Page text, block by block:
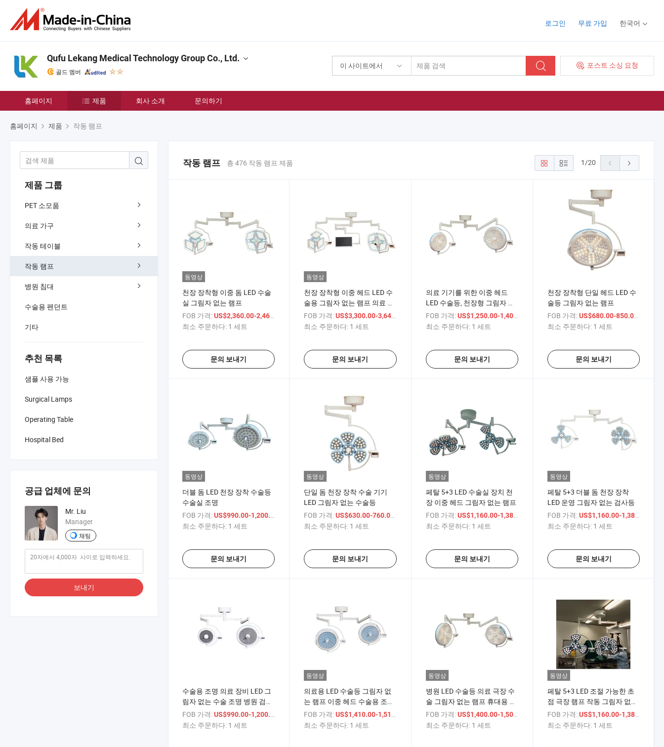
로그인 무료 가입 한국어
이 사이트에서 포스트 소싱 요청
Qufu Lekang Medical Technology Group Co., Ltd.
골드 멤버
홈페이지 제품 회사 소개 문의하기
홈페이지 제품 작동 램프
제품 그룹
PET 소모품
의료 가구
작동 테이블
작동 램프
병원 침대
수술용 펜던트
기타
추천 목록
샘플 사용 가능
Surgical Lamps
Operating Table
Hospital Bed
공급 업체에 문의
Mr. Liu
Manager
채팅
보내기
작동 램프 총 476 작동 램프 제품 1/20
동영상
천장 장착형 이중 돔 LED 수술
실 그림자 없는 램프
FOB 가격:US$2,360.00-2,460.00
최소 주문하다: 1 세트
문의 보내기
동영상
천장 장착형 이중 헤드 LED 수
술용 그림자 없는 램프 의료 기
기용
FOB 가격: US$3,300.00-3,640.00
최소 주문하다: 1 세트
문의 보내기
의료 기기를 위한 이중 헤드
LED 수술등, 천장형 그림자 없
는 램프
FOB 가격: US$1,250.00-1,400.00
최소 주문하다: 1 세트
문의 보내기
천장 장착형 단일 헤드 LED 수
술등 그림자 없는 램프
FOB 가격: US$680.00-850.00
최소 주문하다: 1 세트
문의 보내기
동영상
더블 돔 LED 천장 장착 수술등
수술실 조명
FOB 가격:US$990.00-1,200.00
최소 주문하다: 1 세트
문의 보내기
동영상
단일 돔 천장 장착 수술 기기
LED 그림자 없는 수술등
FOB 가격: US$630.00-760.00
최소 주문하다: 1 세트
문의 보내기
동영상
페탈 5+3 LED 수술실 장치 천
장 이중 헤드 그림자 없는 램프
FOB 가격: US$1,160.00-1,380.00
최소 주문하다: 1 세트
문의 보내기
동영상
페탈 5+3 더블 돔 천장 장착
LED 운영 그림자 없는 검사등
FOB 가격: US$1,160.00-1,380.00
최소 주문하다: 1 세트
문의 보내기
수술용 조명 의료 장비 LED 그
림자 없는 수술 조명 병원 검사
등
FOB 가격:US$990.00-1,200.00
최소 주문하다: 1 세트
동영상
의료용 LED 수술등 그림자 없
는 램프 이중 헤드 수술용 조명
휴대용 수술실 조명 이중 돔
FOB 가격: US$1,410.00-1,510.00
최소 주문하다: 1 세트
동영상
병원 LED 수술등 의료 극장 수
술 그림자 없는 램프 휴대용 수
술등
FOB 가격: US$1,400.00-1,500.00
최소 주문하다: 1 세트
동영상
페탈 5+3 LED 조절 가능한 초
점 극장 램프 작동 그림자 없는
조명
FOB 가격: US$1,160.00-1,380.00
최소 주문하다: 1 세트